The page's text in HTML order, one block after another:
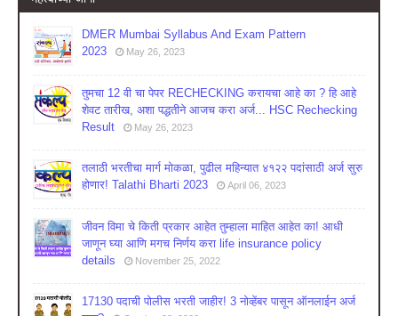
DMER Mumbai Syllabus And Exam Pattern
2023
May 26, 2023
तुमचा 12 वी चा पेपर RECHECKING करायचा आहे का ? हि आहे
शेवट तारीख, अशा पद्धतीने आजच करा अर्ज... HSC Rechecking
Result
May 26, 2023
तलाठी भरतीचा मार्ग मोकळा, पुढील महिन्यात ४१२२ पदांसाठी अर्ज सुरु
होणार! Talathi Bharti 2023
April 06, 2023
जीवन विमा चे किती प्रकार आहेत तुम्हाला माहित आहेत का! आधी
जाणून घ्या आणि मगच निर्णय करा life insurance policy
details
November 25, 2022
17130 पदाची पोलीस भरती जाहीर! 3 नोव्हेंबर पासून ऑनलाईन अर्ज